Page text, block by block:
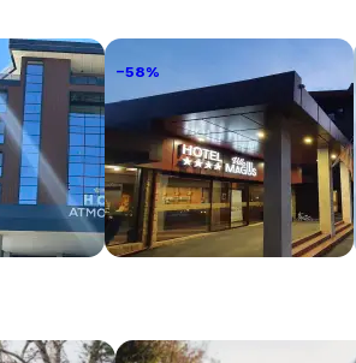
/ нощувка
−58%
Хотел Вила Магус
Кладница 150 € / нощувка